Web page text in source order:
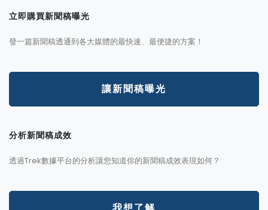
立即購買新聞稿曝光
發一篇新聞稿透通到各大媒體的最快速、最便捷的方案！
讓新聞稿曝光
分析新聞稿成效
透過Trek數據平台的分析讓您知道你的新聞稿成效表現如何？